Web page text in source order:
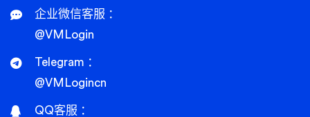
企业微信客服 ：
@VMLogin
Telegram ：
@VMLogincn
QQ客服 ：